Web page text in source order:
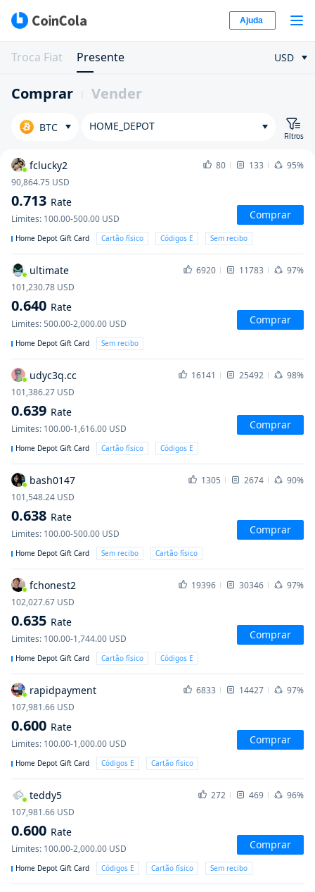
Ajuda
Troca Fiat Presente USD
Comprar Vender
BTC HOME_DEPOT
Filtros
fclucky2 80 133
95%
90,864.75 USD
0.713 Rate
Limites: 100.00-500.00 USD Comprar
Home Depot Gift Card Cartão físico Códigos E Sem recibo
ultimate 6920 11783
97%
101,230.78 USD
0.640 Rate
Limites:500.00-2,000.00 USD Comprar
Home Depot Gift Card Sem recibo
udyc3q.cc 16141 25492
98%
101,386.27 USD
0.639 Rate
Limites: 100.00-1,616.00 USD Comprar
Home Depot Gift Card Cartão físico Códigos E
bash0147 1305 2674
90%
101,548.24 USD
0.638 Rate
Limites: 100.00-500.00 USD Comprar
Home Depot Gift Card Sem recibo Cartão físico
fchonest2 19396 30346
97%
102,027.67 USD
0.635 Rate
Limites: 100.00-1,744.00 USD Comprar
Home Depot Gift Card Cartão físico Códigos E
rapidpayment 6833 14427
97%
107,981.66 USD
0.600 Rate
Limites: 100.00-1,000.00 USD Comprar
Home Depot Gift Card Códigos E Cartão físico
teddy5 272 469
96%
107,981.66 USD
0.600 Rate
Limites: 100.00-2,000.00 USD Comprar
Home Depot Gift Card Códigos E Cartão físico Sem recibo